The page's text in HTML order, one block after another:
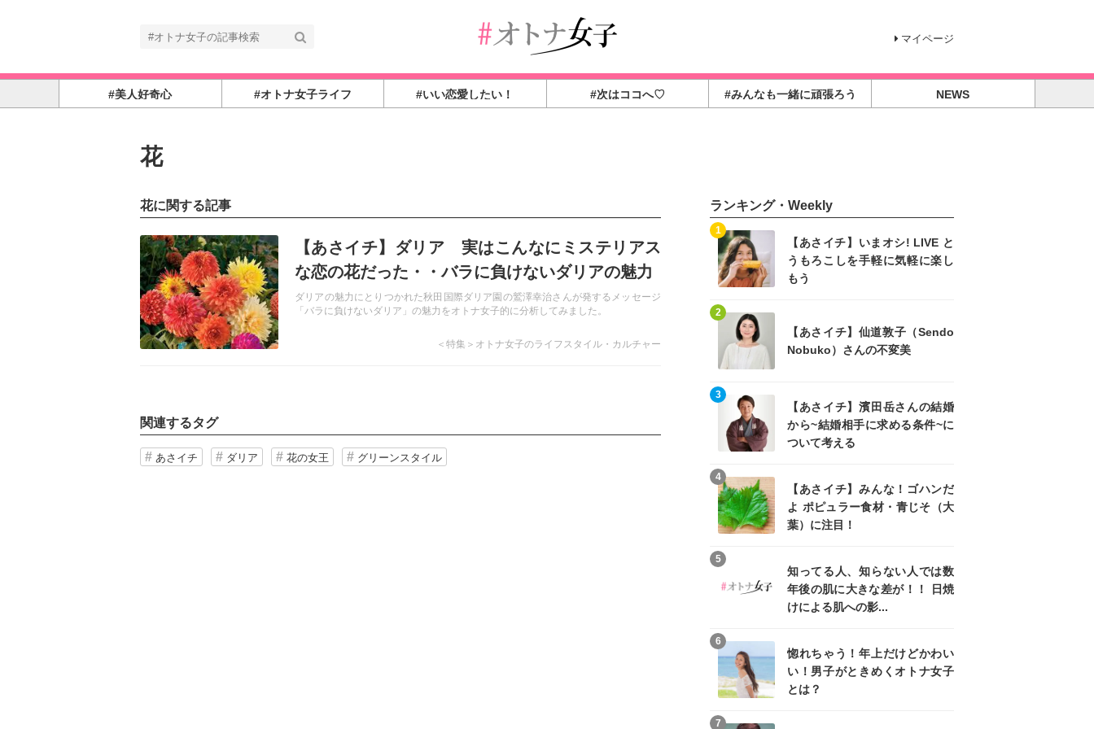
マイページ
#美人好奇心 #オトナ女子ライフ #いい恋愛したい！ #次はココへ♡ #みんなも一緒に頑張ろう NEWS
花
花に関する記事
【あさイチ】ダリア 実はこんなにミステリアス
な恋の花だった・・バラに負けないダリアの魅力
ダリアの魅力にとりつかれた秋田国際ダリア園の鷲澤幸治さんが発するメッセージ
「バラに負けないダリア」の魅力をオトナ女子的に分析してみました。
＜特集＞オトナ女子のライフスタイル・カルチャー
関連するタグ
あさイチ ダリア 花の女王 グリーンスタイル
ランキング・Weekly
【あさイチ】いまオシ! LIVE と
うもろこしを手軽に気軽に楽し
もう
1
【あさイチ】仙道敦子（Sendo
Nobuko）さんの不変美
2
【あさイチ】濱田岳さんの結婚
から~結婚相手に求める条件~に
ついて考える
3
【あさイチ】みんな！ゴハンだ
よ ポピュラー食材・青じそ（大
葉）に注目！
4
知ってる人、知らない人では数
年後の肌に大きな差が！！ 日焼
けによる肌への影...
5
惚れちゃう！年上だけどかわい
い！男子がときめくオトナ女子
とは？
6
7